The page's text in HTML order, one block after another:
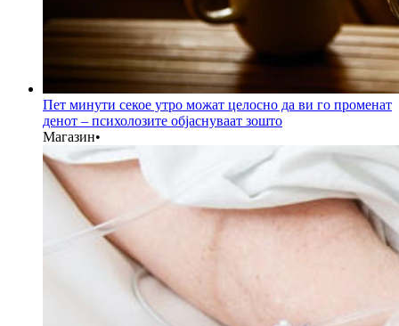
Пет минути секое утро можат целосно да ви го променат
денот – психолозите објаснуваат зошто
Магазин•